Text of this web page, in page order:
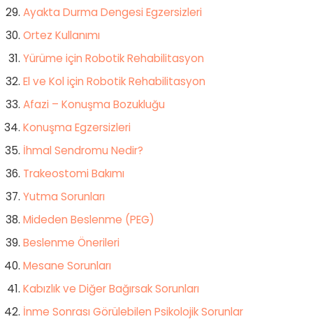
Ayakta Durma Dengesi Egzersizleri
Ortez Kullanımı
Yürüme için Robotik Rehabilitasyon
El ve Kol için Robotik Rehabilitasyon
Afazi – Konuşma Bozukluğu
Konuşma Egzersizleri
İhmal Sendromu Nedir?
Trakeostomi Bakımı
Yutma Sorunları
Mideden Beslenme (PEG)
Beslenme Önerileri
Mesane Sorunları
Kabızlık ve Diğer Bağırsak Sorunları
İnme Sonrası Görülebilen Psikolojik Sorunlar